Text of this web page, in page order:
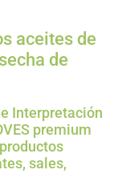
aceites de
de
Interpretación
premium
sales,